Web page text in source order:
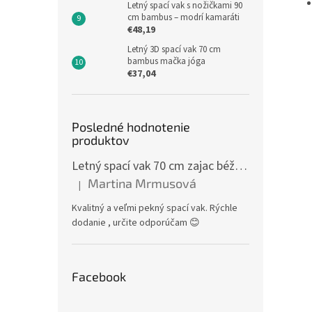
Letný spací vak s nožičkami 90
cm bambus – modrí kamaráti
€48,19
Letný 3D spací vak 70 cm
bambus mačka jóga
€37,04
Posledné hodnotenie
produktov
Letný spací vak 70 cm zajac béžový zips na boku
Hodnotenie produktu je 5 z 5 hviezdičiek.
| Martina Mrmusová
Kvalitný a veľmi pekný spací vak. Rýchle
dodanie , určite odporúčam 😊
Facebook